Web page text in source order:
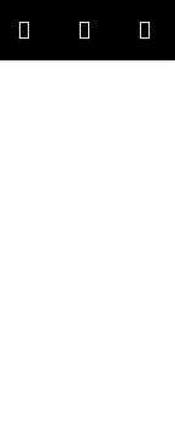
Hledat
KOŠÍK